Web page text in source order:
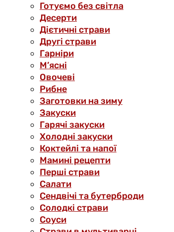
Готуємо без світла
Десерти
Дієтичні страви
Другі страви
Гарніри
М’ясні
Овочеві
Рибне
Заготовки на зиму
Закуски
Гарячі закуски
Холодні закуски
Коктейлі та напої
Мамині рецепти
Перші страви
Салати
Сендвічі та бутерброди
Солодкі страви
Соуси